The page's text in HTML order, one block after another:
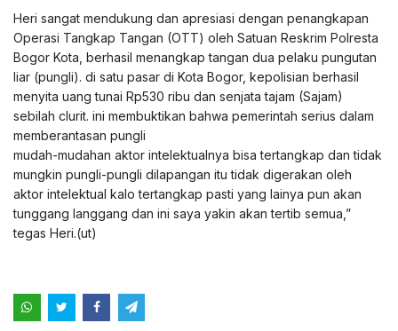
Heri sangat mendukung dan apresiasi dengan penangkapan
Operasi Tangkap Tangan (OTT) oleh Satuan Reskrim Polresta
Bogor Kota, berhasil menangkap tangan dua pelaku pungutan
liar (pungli). di satu pasar di Kota Bogor, kepolisian berhasil
menyita uang tunai Rp530 ribu dan senjata tajam (Sajam)
sebilah clurit. ini membuktikan bahwa pemerintah serius dalam
memberantasan pungli
mudah-mudahan aktor intelektualnya bisa tertangkap dan tidak
mungkin pungli-pungli dilapangan itu tidak digerakan oleh
aktor intelektual kalo tertangkap pasti yang lainya pun akan
tunggang langgang dan ini saya yakin akan tertib semua,”
tegas Heri.(ut)